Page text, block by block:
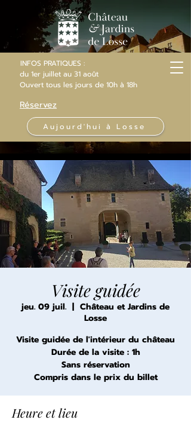
INFOS PRATIQUES :
du 1er juillet au 31 août
Ouvert tous les jours de 10h à 18h
Réservez
Aujourd'hui à Losse
Visite guidée
jeu. 09 juil.
  |
Château et Jardins de
Losse
Visite guidée de l'intérieur du château
Durée de la visite : 1h
Sans réservation
Compris dans le prix du billet
Heure et lieu